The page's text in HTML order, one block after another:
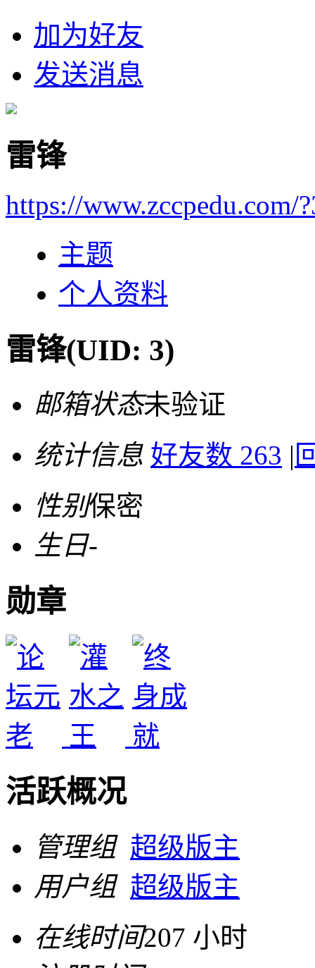
加为好友
发送消息
雷锋
https://www.zccpedu.com/
主题
个人资料
雷锋(UID: 3)
邮箱状态未验证
统计信息 好友数 263 |
性别保密
生日-
勋章
活跃概况
管理组 超级版主
用户组 超级版主
在线时间207 小时